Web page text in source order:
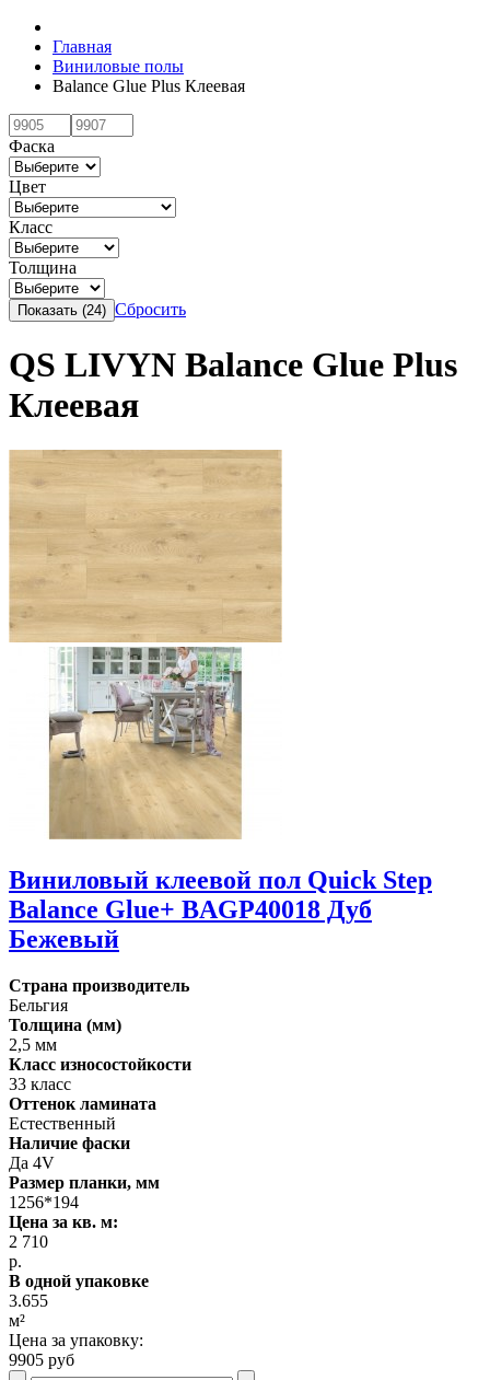
Главная
Виниловые полы
Balance Glue Plus Клеевая
Фаска
Цвет
Класс
Толщина
Сбросить
QS LIVYN Balance Glue Plus
Клеевая
Виниловый клеевой пол Quick Step
Balance Glue+ BAGP40018 Дуб
Бежевый
Страна производитель
Бельгия
Толщина (мм)
2,5 мм
Класс износостойкости
33 класс
Оттенок ламината
Естественный
Наличие фаски
Да 4V
Размер планки, мм
1256*194
Цена за кв. м:
2 710
р.
В одной упаковке
3.655
м²
Цена за упаковку:
9905 руб